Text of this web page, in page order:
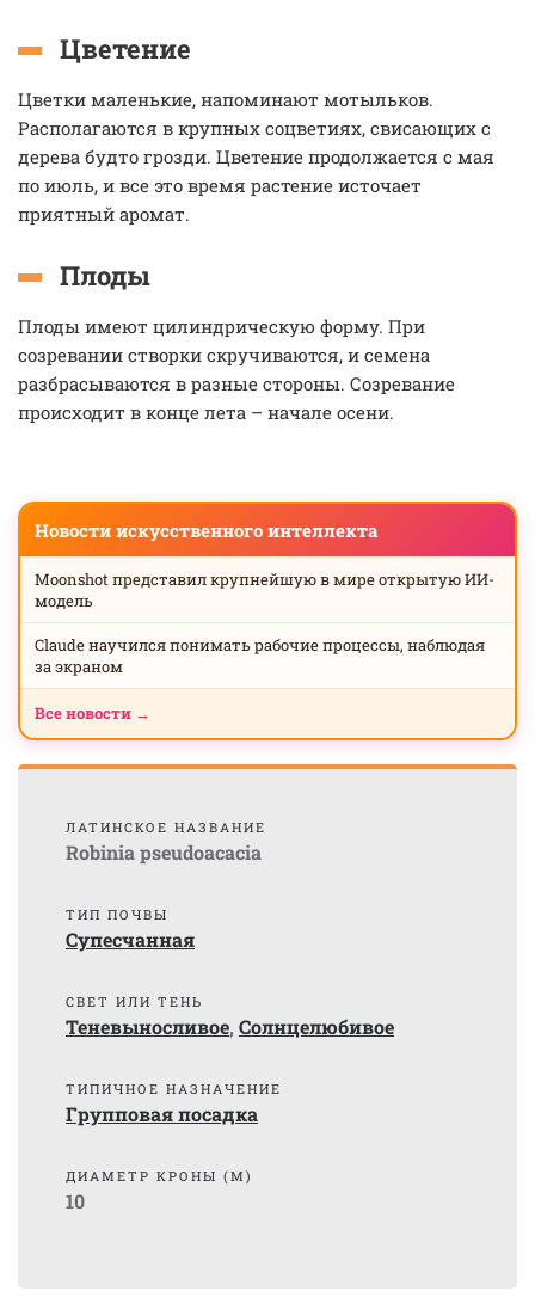
Цветение
Цветки маленькие, напоминают мотыльков.
Располагаются в крупных соцветиях, свисающих с
дерева будто грозди. Цветение продолжается с мая
по июль, и все это время растение источает
приятный аромат.
Плоды
Плоды имеют цилиндрическую форму. При
созревании створки скручиваются, и семена
разбрасываются в разные стороны. Созревание
происходит в конце лета – начале осени.
Новости искусственного интеллекта
Moonshot представил крупнейшую в мире открытую ИИ-
модель
Claude научился понимать рабочие процессы, наблюдая
за экраном
Все новости →
ЛАТИНСКОЕ НАЗВАНИЕ
Robinia pseudoacacia
ТИП ПОЧВЫ
Супесчанная
СВЕТ ИЛИ ТЕНЬ
Теневыносливое, Солнцелюбивое
ТИПИЧНОЕ НАЗНАЧЕНИЕ
Групповая посадка
ДИАМЕТР КРОНЫ (М)
10